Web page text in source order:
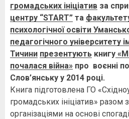
громадських ініціатив за
центру “START” та
психологічної освіти
педагогічного університету
Тичини презентують книгу
почалася війна» про воєнні
Слов’янську у 2014 році.
Книга підготовлена ГО
громадських ініціатив» разом
організаціями на основі